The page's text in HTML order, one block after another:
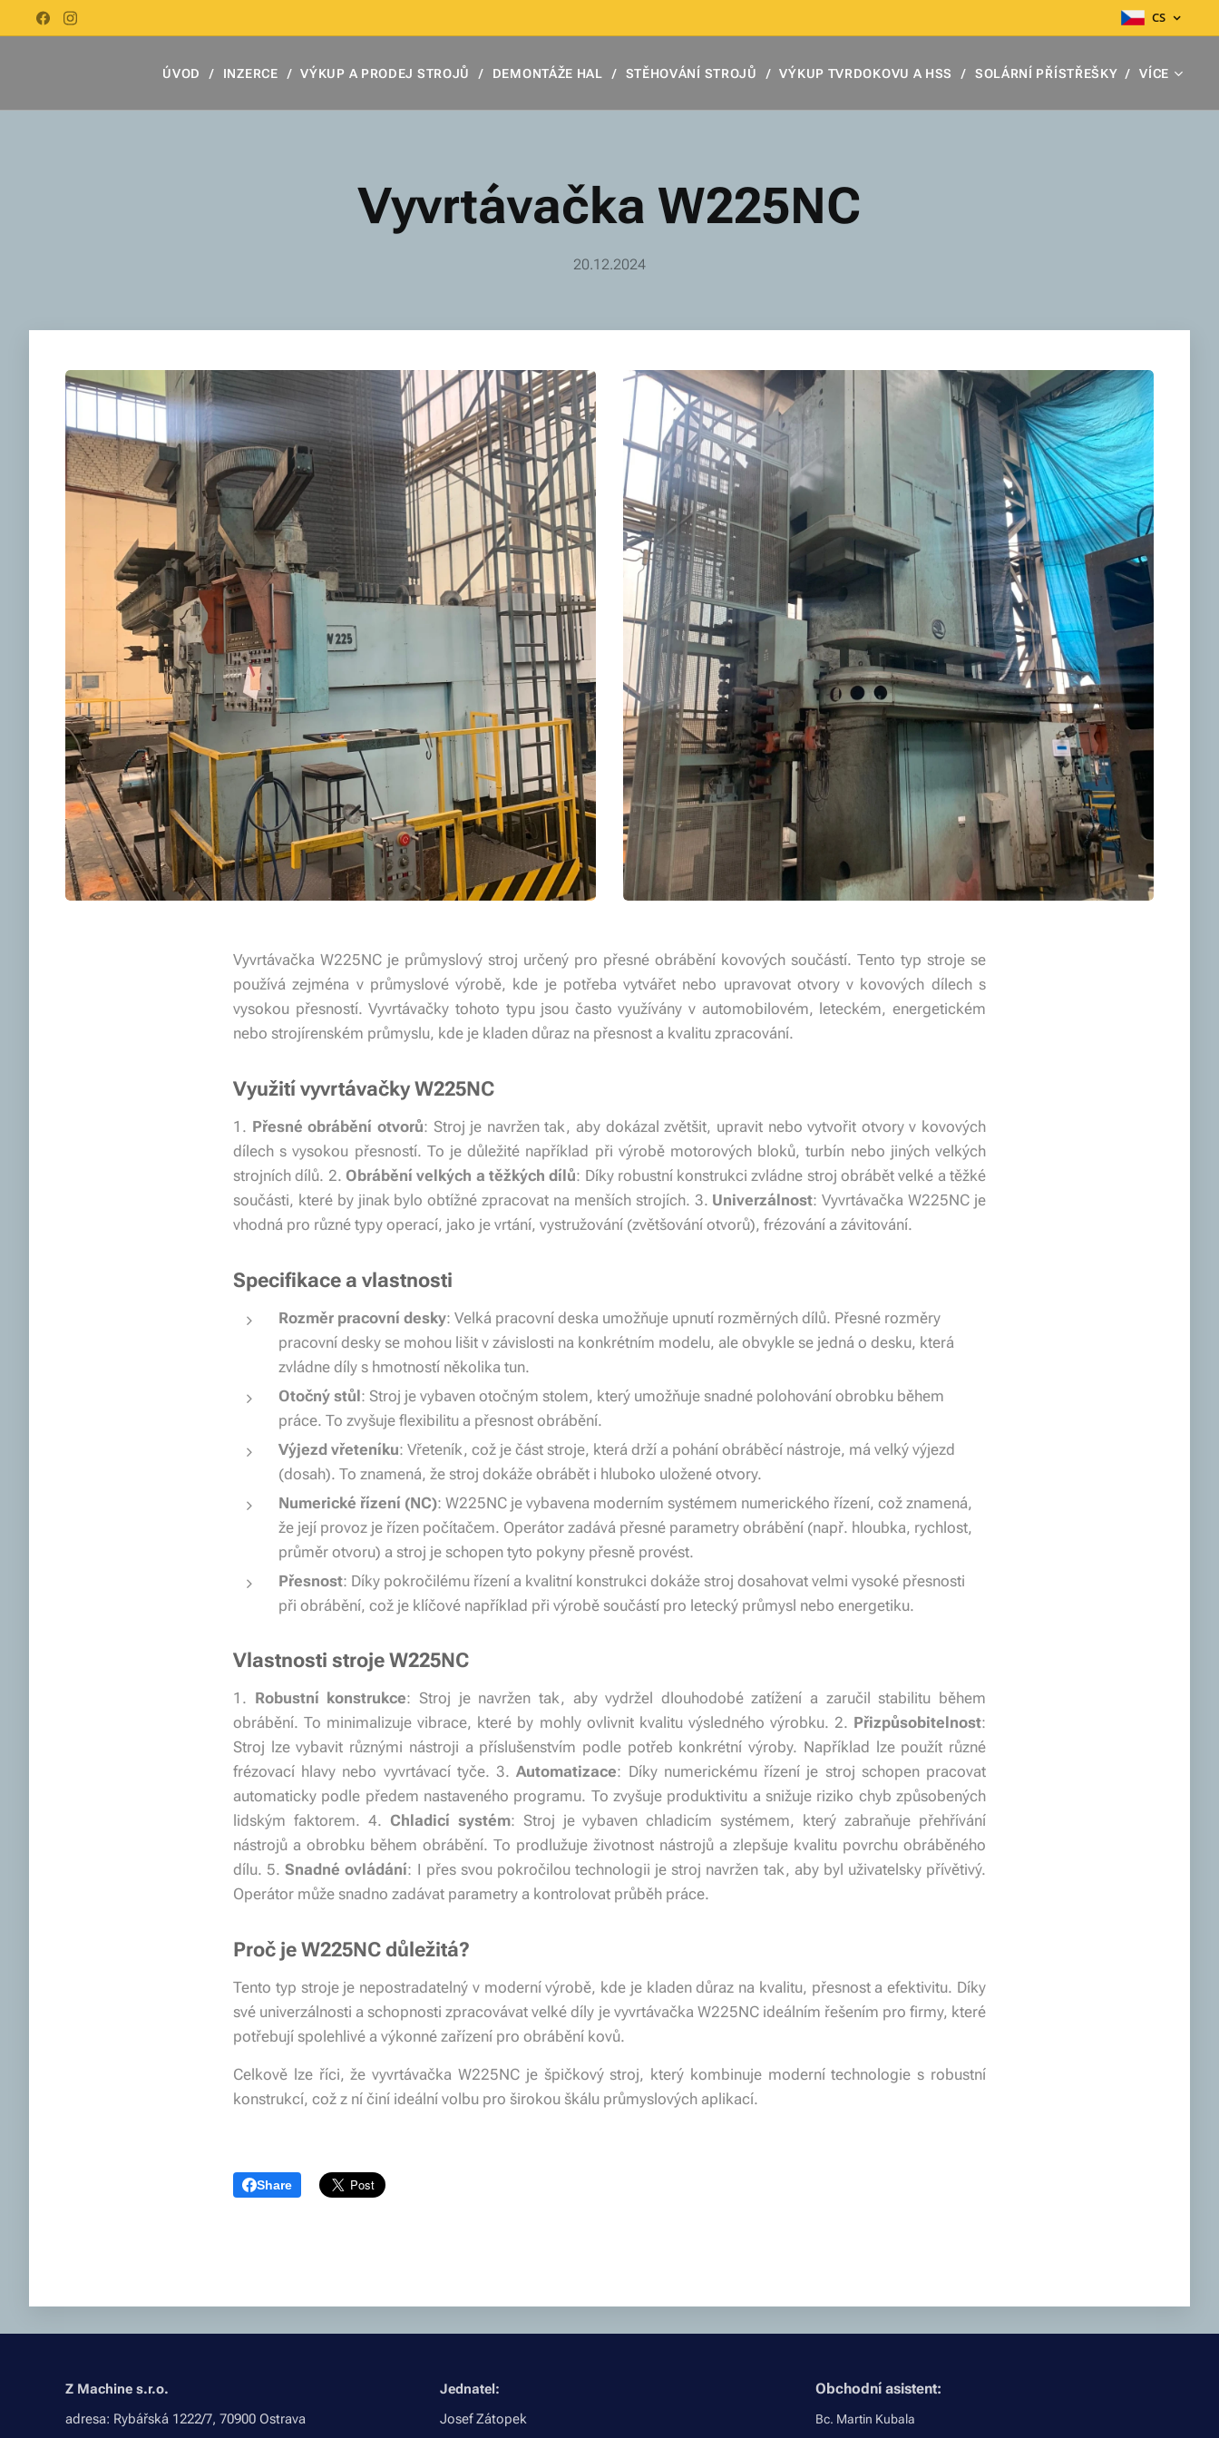
CS
ÚVOD INZERCE VÝKUP A PRODEJ STROJŮ DEMONTÁŽE HAL STĚHOVÁNÍ STROJŮ VÝKUP TVRDOKOVU A HSS SOLÁRNÍ PŘÍSTŘEŠKY VÍCE
Vyvrtávačka W225NC
20.12.2024
Vyvrtávačka W225NC je průmyslový stroj určený pro přesné obrábění kovových součástí. Tento typ stroje se
používá zejména v průmyslové výrobě, kde je potřeba vytvářet nebo upravovat otvory v kovových dílech s
vysokou přesností. Vyvrtávačky tohoto typu jsou často využívány v automobilovém, leteckém, energetickém
nebo strojírenském průmyslu, kde je kladen důraz na přesnost a kvalitu zpracování.
Využití vyvrtávačky W225NC
1. Přesné obrábění otvorů: Stroj je navržen tak, aby dokázal zvětšit, upravit nebo vytvořit otvory v kovových
dílech s vysokou přesností. To je důležité například při výrobě motorových bloků, turbín nebo jiných velkých
strojních dílů. 2. Obrábění velkých a těžkých dílů: Díky robustní konstrukci zvládne stroj obrábět velké a těžké
součásti, které by jinak bylo obtížné zpracovat na menších strojích. 3. Univerzálnost: Vyvrtávačka W225NC je
vhodná pro různé typy operací, jako je vrtání, vystružování (zvětšování otvorů), frézování a závitování.
Specifikace a vlastnosti
Rozměr pracovní desky: Velká pracovní deska umožňuje upnutí rozměrných dílů. Přesné rozměry
pracovní desky se mohou lišit v závislosti na konkrétním modelu, ale obvykle se jedná o desku, která
zvládne díly s hmotností několika tun.
Otočný stůl: Stroj je vybaven otočným stolem, který umožňuje snadné polohování obrobku během
práce. To zvyšuje flexibilitu a přesnost obrábění.
Výjezd vřeteníku: Vřeteník, což je část stroje, která drží a pohání obráběcí nástroje, má velký výjezd
(dosah). To znamená, že stroj dokáže obrábět i hluboko uložené otvory.
Numerické řízení (NC): W225NC je vybavena moderním systémem numerického řízení, což znamená,
že její provoz je řízen počítačem. Operátor zadává přesné parametry obrábění (např. hloubka, rychlost,
průměr otvoru) a stroj je schopen tyto pokyny přesně provést.
Přesnost: Díky pokročilému řízení a kvalitní konstrukci dokáže stroj dosahovat velmi vysoké přesnosti
při obrábění, což je klíčové například při výrobě součástí pro letecký průmysl nebo energetiku.
Vlastnosti stroje W225NC
1. Robustní konstrukce: Stroj je navržen tak, aby vydržel dlouhodobé zatížení a zaručil stabilitu během
obrábění. To minimalizuje vibrace, které by mohly ovlivnit kvalitu výsledného výrobku. 2. Přizpůsobitelnost:
Stroj lze vybavit různými nástroji a příslušenstvím podle potřeb konkrétní výroby. Například lze použít různé
frézovací hlavy nebo vyvrtávací tyče. 3.Automatizace: Díky numerickému řízení je stroj schopen pracovat
automaticky podle předem nastaveného programu. To zvyšuje produktivitu a snižuje riziko chyb způsobených
lidským faktorem. 4. Chladicí systém: Stroj je vybaven chladicím systémem, který zabraňuje přehřívání
nástrojů a obrobku během obrábění. To prodlužuje životnost nástrojů a zlepšuje kvalitu povrchu obráběného
dílu. 5.Snadné ovládání: I přes svou pokročilou technologii je stroj navržen tak, aby byl uživatelsky přívětivý.
Operátor může snadno zadávat parametry a kontrolovat průběh práce.
Proč je W225NC důležitá?
Tento typ stroje je nepostradatelný v moderní výrobě, kde je kladen důraz na kvalitu, přesnost a efektivitu. Díky
své univerzálnosti a schopnosti zpracovávat velké díly je vyvrtávačka W225NC ideálním řešením pro firmy, které
potřebují spolehlivé a výkonné zařízení pro obrábění kovů.
Celkově lze říci, že vyvrtávačka W225NC je špičkový stroj, který kombinuje moderní technologie s robustní
konstrukcí, což z ní činí ideální volbu pro širokou škálu průmyslových aplikací.
Share
Z Machine s.r.o.
adresa: Rybářská 1222/7, 70900 Ostrava
Jednatel:
Josef Zátopek
Obchodní asistent:
Bc. Martin Kubala